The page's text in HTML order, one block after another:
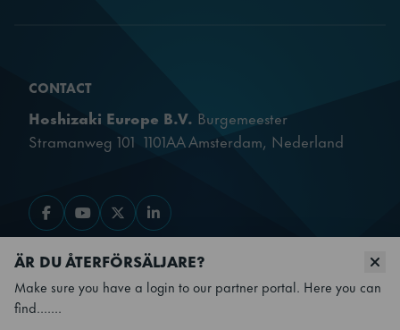
CONTACT
Hoshizaki Europe B.V. Burgemeester
Stramanweg 101 1101AA Amsterdam, Nederland
Gå till Facebook
Gå till YouTube
Gå till XGå till LinkedIn
OUR PRODUCTS
ÄR DU ÅTERFÖRSÄLJARE?
Make sure you have a login to our partner portal. Here you can
find.......